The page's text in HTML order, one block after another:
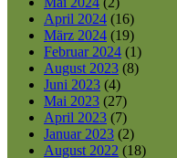
April 2024 (16)
März 2024 (19)
Februar 2024 (1)
August 2023 (8)
Juni 2023 (4)
Mai 2023 (27)
April 2023 (7)
Januar 2023 (2)
August 2022 (18)